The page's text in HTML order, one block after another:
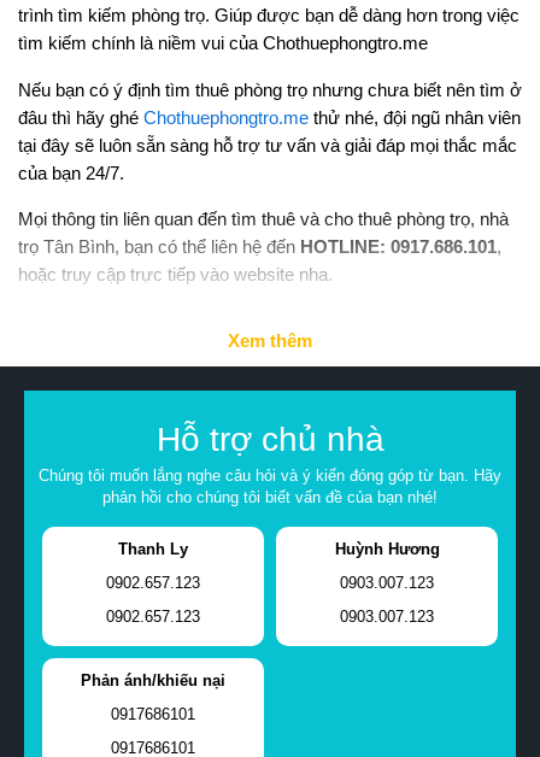
trình tìm kiếm phòng trọ. Giúp được bạn dễ dàng hơn trong việc
tìm kiếm chính là niềm vui của Chothuephongtro.me
Nếu bạn có ý định tìm thuê phòng trọ nhưng chưa biết nên tìm ở
đâu thì hãy ghé Chothuephongtro.me thử nhé, đội ngũ nhân viên
tại đây sẽ luôn sẵn sàng hỗ trợ tư vấn và giải đáp mọi thắc mắc
của bạn 24/7.
Mọi thông tin liên quan đến tìm thuê và cho thuê phòng trọ, nhà
trọ Tân Bình, bạn có thể liên hệ đến HOTLINE: 0917.686.101,
hoặc truy cập trực tiếp vào website nha.
Xem thêm
Hỗ trợ chủ nhà
Chúng tôi muốn lắng nghe câu hỏi và ý kiến đóng góp từ bạn. Hãy
phản hồi cho chúng tôi biết vấn đề của bạn nhé!
Thanh Ly
0902.657.123
0902.657.123
Huỳnh Hương
0903.007.123
0903.007.123
Phản ánh/khiếu nại
0917686101
0917686101